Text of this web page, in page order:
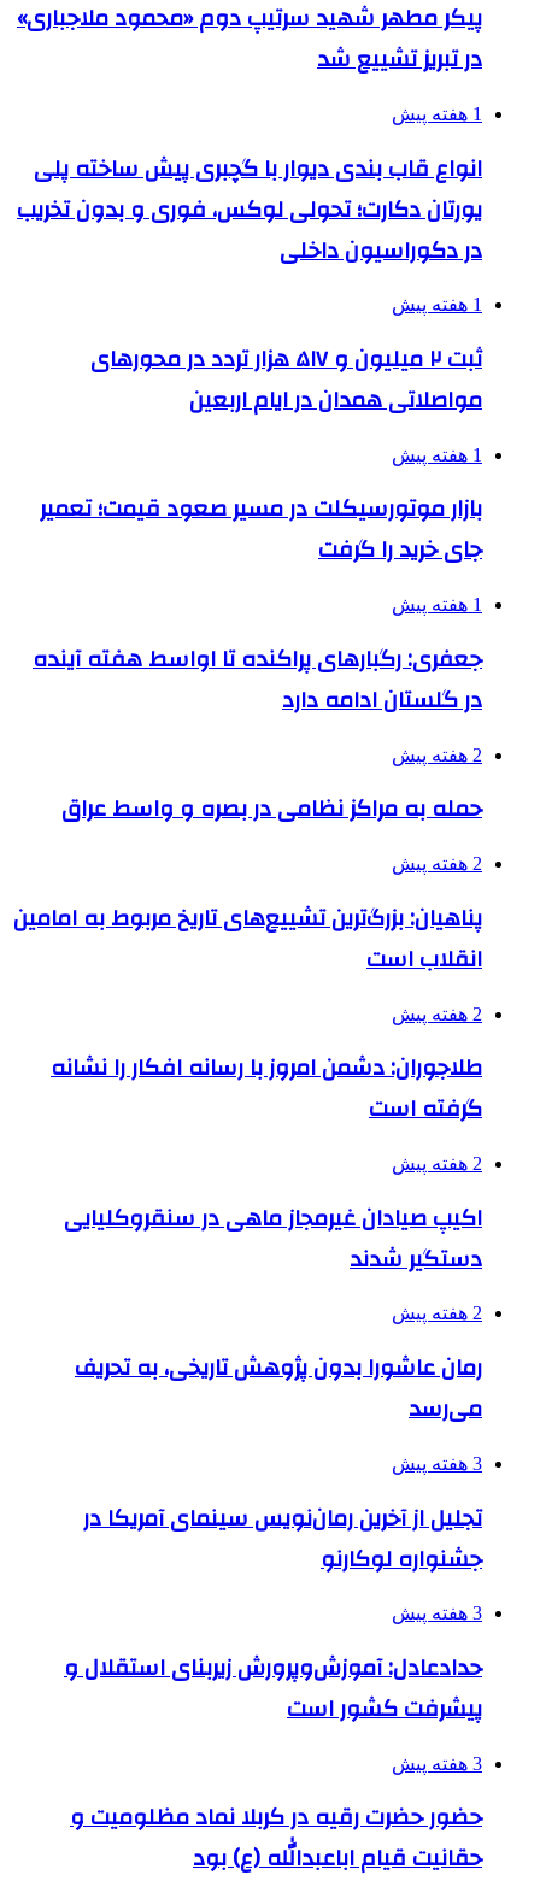
پیکر مطهر شهید سرتیپ دوم «محمود ملاجباری»
در تبریز تشییع شد
1 هفته پیش
انواع قاب بندی دیوار با گچبری پیش ساخته پلی
یورتان دکارت؛ تحولی لوکس، فوری و بدون تخریب
در دکوراسیون داخلی
1 هفته پیش
ثبت ۲ میلیون و ۵۱۷ هزار تردد در محورهای
مواصلاتی همدان در ایام اربعین
1 هفته پیش
بازار موتورسیکلت در مسیر صعود قیمت؛ تعمیر
جای خرید را گرفت
1 هفته پیش
جعفری: رگبارهای پراکنده تا اواسط هفته آینده
در گلستان ادامه دارد
2 هفته پیش
حمله به مراکز نظامی در بصره و واسط عراق
2 هفته پیش
پناهیان: بزرگ‌ترین تشییع‌های تاریخ مربوط به امامین
انقلاب است
2 هفته پیش
طلاجوران: دشمن امروز با رسانه افکار را نشانه
گرفته است
2 هفته پیش
اکیپ صیادان غیرمجاز ماهی در سنقروکلیایی
دستگیر شدند
2 هفته پیش
رمان عاشورا بدون پژوهش تاریخی، به تحریف
می‌رسد
3 هفته پیش
تجلیل از آخرین رمان‌نویس سینمای آمریکا در
جشنواره لوکارنو
3 هفته پیش
حدادعادل: آموزش‌وپرورش زیربنای استقلال و
پیشرفت کشور است
3 هفته پیش
حضور حضرت رقیه در کربلا نماد مظلومیت و
حقانیت قیام اباعبدالله (ع) بود